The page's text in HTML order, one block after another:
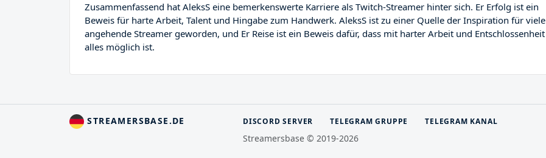
Zusammenfassend hat AleksS eine bemerkenswerte Karriere als Twitch-Streamer hinter sich. Er Erfolg ist ein
Beweis für harte Arbeit, Talent und Hingabe zum Handwerk. AleksS ist zu einer Quelle der Inspiration für viele
angehende Streamer geworden, und Er Reise ist ein Beweis dafür, dass mit harter Arbeit und Entschlossenheit
alles möglich ist.
STREAMERSBASE.DE DISCORD SERVER TELEGRAM GRUPPE TELEGRAM KANAL
Streamersbase © 2019-2026